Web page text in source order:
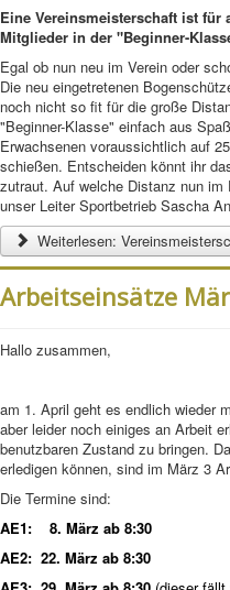
Eine Vereinsmeisterschaft ist für
Mitglieder in der "Beginner-
Egal ob nun neu im Verein oder
Die neu eingetretenen
noch nicht so fit für die große
"Beginner-Klasse" einfach aus
Erwachsenen voraussichtlich auf
schießen. Entscheiden könnt ihr
zutraut. Auf welche Distanz nun
unser Leiter Sportbetrieb Sascha
Weiterlesen:
Arbeitseinsätze
Hallo zusammen,
am 1. April geht es endlich wieder
aber leider noch einiges an Arbeit
benutzbaren Zustand zu bringen.
erledigen können, sind im März 3
Die Termine sind:
AE1: 8. März ab 8:30
AE2: 22. März ab 8:30